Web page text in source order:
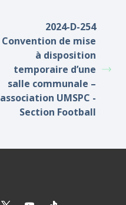
2024-D-254
Convention de mise
à disposition
temporaire d’une
salle communale –
association UMSPC -
Section Football